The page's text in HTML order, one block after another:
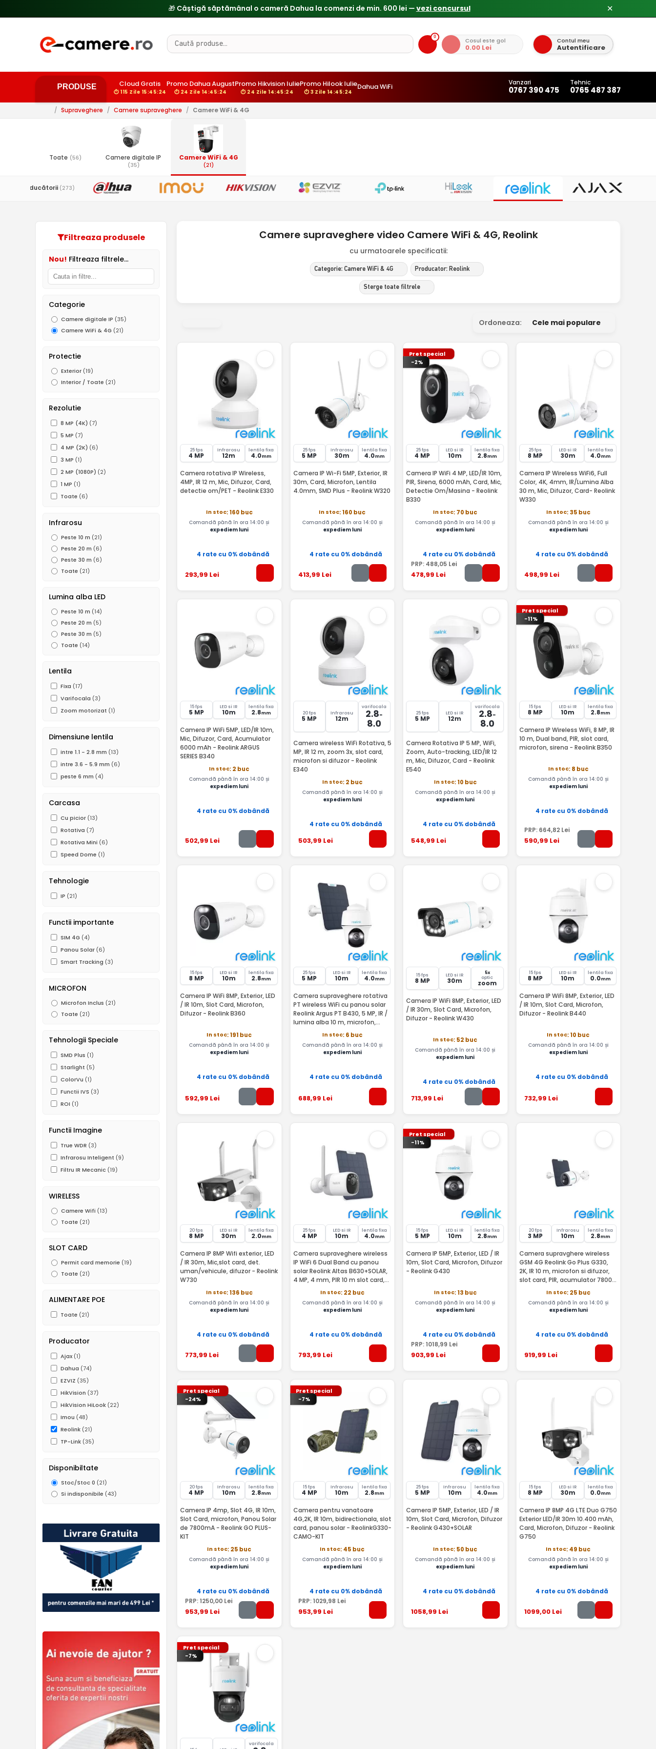
✕
0 Cosul este gol
0.00 Lei
Contul meu
Autentificare
PRODUSE Cloud Gratis
⏱ 115 Zile 15:45:23
Promo Dahua August
⏱ 24 Zile 14:45:23
Promo Hikvision Iulie
⏱ 24 Zile 14:45:23
Promo Hilook Iulie
⏱ 3 Zile 14:45:23
Dahua WiFi Vanzari
0767 390 475
Tehnic
0765 487 387
/ Supraveghere / Camere supraveghere / Camere WiFi & 4G
Toate (56) Camere digitale IP
(35)
Camere WiFi & 4G
(21)
Toți producătorii (273)
Filtreaza produsele
Nou! Filtreaza filtrele...
Categorie
Camere digitale IP (35)
Camere WiFi & 4G (21)
Protectie
Exterior (19)
Interior / Toate (21)
Rezolutie
8 MP (4K) (7)
5 MP (7)
4 MP (2K) (6)
3 MP (1)
2 MP (1080P) (2)
1 MP (1)
Toate (6)
Infrarosu
Peste 10 m (21)
Peste 20 m (6)
Peste 30 m (6)
Toate (21)
Lumina alba LED
Peste 10 m (14)
Peste 20 m (5)
Peste 30 m (5)
Toate (14)
Lentila
Fixa (17)
Varifocala (3)
Zoom motorizat (1)
Dimensiune lentila
intre 1.1 - 2.8 mm (13)
intre 3.6 - 5.9 mm (6)
peste 6 mm (4)
Carcasa
Cu picior (13)
Rotativa (7)
Rotativa Mini (6)
Speed Dome (1)
Tehnologie
IP (21)
Functii importante
SIM 4G (4)
Panou Solar (6)
Smart Tracking (3)
MICROFON
Microfon Inclus (21)
Toate (21)
Tehnologii Speciale
SMD Plus (1)
Starlight (5)
ColorVu (1)
Functii IVS (3)
ROI (1)
Functii Imagine
True WDR (3)
Infrarosu Inteligent (9)
Filtru IR Mecanic (19)
WIRELESS
Camere Wifi (13)
Toate (21)
SLOT CARD
Permit card memorie (19)
Toate (21)
ALIMENTARE POE
Toate (21)
Producator
Ajax (1)
Dahua (74)
EZVIZ (35)
HikVision (37)
HikVision HiLook (22)
Imou (48)
Reolink (21)
TP-Link (35)
Disponibiltate
Stoc/Stoc 0 (21)
Si indisponibile (43)
Camere supraveghere video Camere WiFi & 4G, Reolink
cu urmatoarele specificatii:
Categorie: Camere WiFi & 4G Producator: Reolink
Sterge toate filtrele
Ordoneaza: Cele mai populare
25 fps
4 MP
Infrarosu
12m
lentila fixa
4.0mm
Camera rotativa IP Wireless,
4MP, IR 12 m, Mic, Difuzor, Card,
detectie om/PET - Reolink E330
In stoc: 160 buc
Comandă până în ora 14:00 și
expediem luni
4 rate cu 0% dobândă
293,99 Lei
25 fps
5 MP
Infrarosu
30m
lentila fixa
4.0mm
Camera IP Wi-Fi 5MP, Exterior, IR
30m, Card, Microfon, Lentila
4.0mm, SMD Plus - Reolink W320
In stoc: 160 buc
Comandă până în ora 14:00 și
expediem luni
4 rate cu 0% dobândă
413,99 Lei
Pret special
-2%
25 fps
4 MP
LED si IR
10m
lentila fixa
2.8mm
Camera IP WiFi 4 MP, LED/IR 10m,
PIR, Sirena, 6000 mAh, Card, Mic,
Detectie Om/Masina - Reolink
B330
In stoc: 70 buc
Comandă până în ora 14:00 și
expediem luni
4 rate cu 0% dobândă
PRP: 488,05 Lei
478,99 Lei
25 fps
8 MP
LED si IR
30m
lentila fixa
4.0mm
Camera IP Wireless WiFi6, Full
Color, 4K, 4mm, IR/Lumina Alba
30 m, Mic, Difuzor, Card- Reolink
W330
In stoc: 35 buc
Comandă până în ora 14:00 și
expediem luni
4 rate cu 0% dobândă
498,99 Lei
15 fps
5 MP
LED si IR
10m
lentila fixa
2.8mm
Camera IP WiFi 5MP, LED/IR 10m,
Mic, Difuzor, Card, Acumulator
6000 mAh - Reolink ARGUS
SERIES B340
In stoc: 2 buc
Comandă până în ora 14:00 și
expediem luni
4 rate cu 0% dobândă
502,99 Lei
20 fps
5 MP
Infrarosu
12m
varifocala
2.8-
8.0
Camera wireless WiFi Rotativa, 5
MP, IR 12 m, zoom 3x, slot card,
microfon si difuzor - Reolink
E340
In stoc: 2 buc
Comandă până în ora 14:00 și
expediem luni
4 rate cu 0% dobândă
503,99 Lei
25 fps
5 MP
LED si IR
12m
varifocala
2.8-
8.0
Camera Rotativa IP 5 MP, WiFi,
Zoom, Auto-tracking, LED/IR 12
m, Mic, Difuzor, Card - Reolink
E540
In stoc: 10 buc
Comandă până în ora 14:00 și
expediem luni
4 rate cu 0% dobândă
548,99 Lei
Pret special
-11%
15 fps
8 MP
LED si IR
10m
lentila fixa
2.8mm
Camera IP Wireless WiFi, 8 MP, IR
10 m, Dual band, PIR, slot card,
microfon, sirena - Reolink B350
In stoc: 8 buc
Comandă până în ora 14:00 și
expediem luni
4 rate cu 0% dobândă
PRP: 664,82Lei
590,99 Lei
15 fps
8 MP
LED si IR
10m
lentila fixa
2.8mm
Camera IP WiFi 8MP, Exterior, LED
/ IR 10m, Slot Card, Microfon,
Difuzor - Reolink B360
In stoc: 191 buc
Comandă până în ora 14:00 și
expediem luni
4 rate cu 0% dobândă
592,99 Lei
25 fps
5 MP
LED si IR
10m
lentila fixa
4.0mm
Camera supraveghere rotativa
PT wireless WiFi cu panou solar
Reolink Argus PT B430, 5 MP, IR /
lumina alba 10 m, microfon,
difuzor, slot card, detectie
persoane / vehicule / animale,
acumulator 6000 m
In stoc: 6 buc
Comandă până în ora 14:00 și
expediem luni
4 rate cu 0% dobândă
688,99 Lei
15 fps
8 MP
LED si IR
30m
5x
optic
zoom
Camera IP WiFi 8MP, Exterior, LED
/ IR 30m, Slot Card, Microfon,
Difuzor - Reolink W430
In stoc: 52 buc
Comandă până în ora 14:00 și
expediem luni
4 rate cu 0% dobândă
713,99 Lei
15 fps
8 MP
LED si IR
10m
lentila fixa
0.0mm
Camera IP WiFi 8MP, Exterior, LED
/ IR 10m, Slot Card, Microfon,
Difuzor - Reolink B440
In stoc: 10 buc
Comandă până în ora 14:00 și
expediem luni
4 rate cu 0% dobândă
732,99 Lei
20 fps
8 MP
LED si IR
30m
lentila fixa
2.0mm
Camera IP 8MP Wifi exterior, LED
/ IR 30m, Mic,slot card, det.
uman/vehicule, difuzor - Reolink
W730
In stoc: 136 buc
Comandă până în ora 14:00 și
expediem luni
4 rate cu 0% dobândă
773,99 Lei
25 fps
4 MP
LED si IR
10m
lentila fixa
4.0mm
Camera supraveghere wireless
IP WiFi 6 Dual Band cu panou
solar Reolink Altas B630+SOLAR,
4 MP, 4 mm, PIR 10 m slot card,
microfon si difuzor, night vision
color, acumulator 20000 mAh,
detectie miscar
In stoc: 22 buc
Comandă până în ora 14:00 și
expediem luni
4 rate cu 0% dobândă
793,99 Lei
Pret special
-11%
15 fps
5 MP
LED si IR
10m
lentila fixa
2.8mm
Camera IP 5MP, Exterior, LED / IR
10m, Slot Card, Microfon, Difuzor
- Reolink G430
In stoc: 13 buc
Comandă până în ora 14:00 și
expediem luni
4 rate cu 0% dobândă
PRP: 1018,99 Lei
903,99 Lei
20 fps
3 MP
Infrarosu
10m
lentila fixa
2.8mm
Camera supravghere wireless
GSM 4G Reolink Go Plus G330,
2K, IR 10 m, microfon si difuzor,
slot card, PIR, acumulator 7800
mAh, vizualizare de pe telefon +
In stoc: 25 buc
Comandă până în ora 14:00 și
expediem luni
4 rate cu 0% dobândă
919,99 Lei
Pret special
-24%
20 fps
4 MP
Infrarosu
10m
lentila fixa
2.8mm
Camera IP 4mp, Slot 4G, IR 10m,
Slot Card, microfon, Panou Solar
de 7800mA - Reolink GO PLUS-
KIT
In stoc: 25 buc
Comandă până în ora 14:00 și
expediem luni
4 rate cu 0% dobândă
PRP: 1250,00 Lei
953,99 Lei
Pret special
-7%
15 fps
4 MP
Infrarosu
10m
lentila fixa
2.8mm
Camera pentru vanatoare
4G,2K, IR 10m, bidirectionala, slot
card, panou solar - ReolinkG330-
CAMO-KIT
In stoc: 45 buc
Comandă până în ora 14:00 și
expediem luni
4 rate cu 0% dobândă
PRP: 1029,98 Lei
953,99 Lei
25 fps
5 MP
Infrarosu
10m
lentila fixa
4.0mm
Camera IP 5MP, Exterior, LED / IR
10m, Slot Card, Microfon, Difuzor
- Reolink G430+SOLAR
In stoc: 50 buc
Comandă până în ora 14:00 și
expediem luni
4 rate cu 0% dobândă
1058,99 Lei
15 fps
8 MP
LED si IR
30m
lentila fixa
0.0mm
Camera IP 8MP 4G LTE Duo G750
Exterior LED/IR 30m 10.400 mAh,
Card, Microfon, Difuzor - Reolink
G750
In stoc: 49 buc
Comandă până în ora 14:00 și
expediem luni
4 rate cu 0% dobândă
1099,00Lei
Pret special
-7%
varifocala